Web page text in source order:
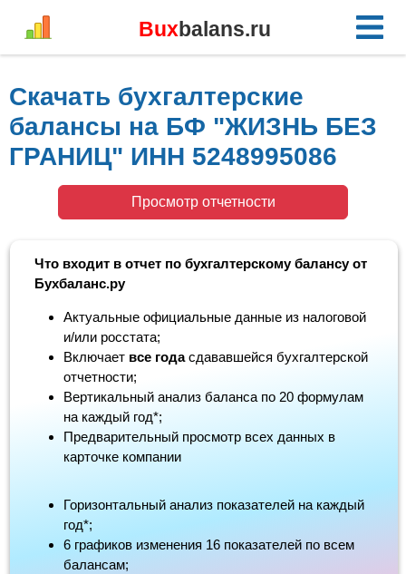
Buxbalans.ru
Скачать бухгалтерские
балансы на БФ "ЖИЗНЬ БЕЗ
ГРАНИЦ" ИНН 5248995086
Просмотр отчетности
Что входит в отчет по бухгалтерскому балансу от
Бухбаланс.ру
Актуальные официальные данные из налоговой
и/или росстата;
Включает все годасдававшейся бухгалтерской
отчетности;
Вертикальный анализ баланса по 20 формулам
на каждый год*;
Предварительный просмотр всех данных в
карточке компании
Горизонтальный анализ показателей на каждый
год*;
6 графиков изменения 16 показателей по всем
балансам;